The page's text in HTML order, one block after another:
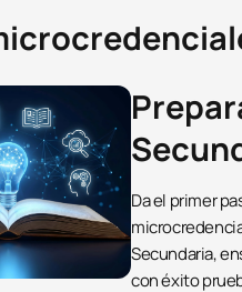
Da el primer
Secundaria,
con éxito